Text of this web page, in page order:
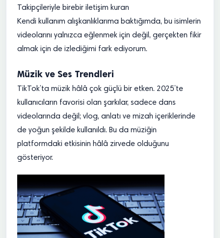
Takipçileriyle birebir iletişim kuran
Kendi kullanım alışkanlıklarıma baktığımda, bu isimlerin
videolarını yalnızca eğlenmek için değil, gerçekten fikir
almak için de izlediğimi fark ediyorum.
Müzik ve Ses Trendleri
TikTok’ta müzik hâlâ çok güçlü bir etken. 2025’te
kullanıcıların favorisi olan şarkılar, sadece dans
videolarında değil; vlog, anlatı ve mizah içeriklerinde
de yoğun şekilde kullanıldı. Bu da müziğin
platformdaki etkisinin hâlâ zirvede olduğunu
gösteriyor.